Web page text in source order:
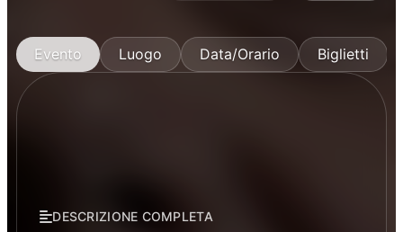
Evento Luogo Data/Orario Biglietti
DESCRIZIONE COMPLETA